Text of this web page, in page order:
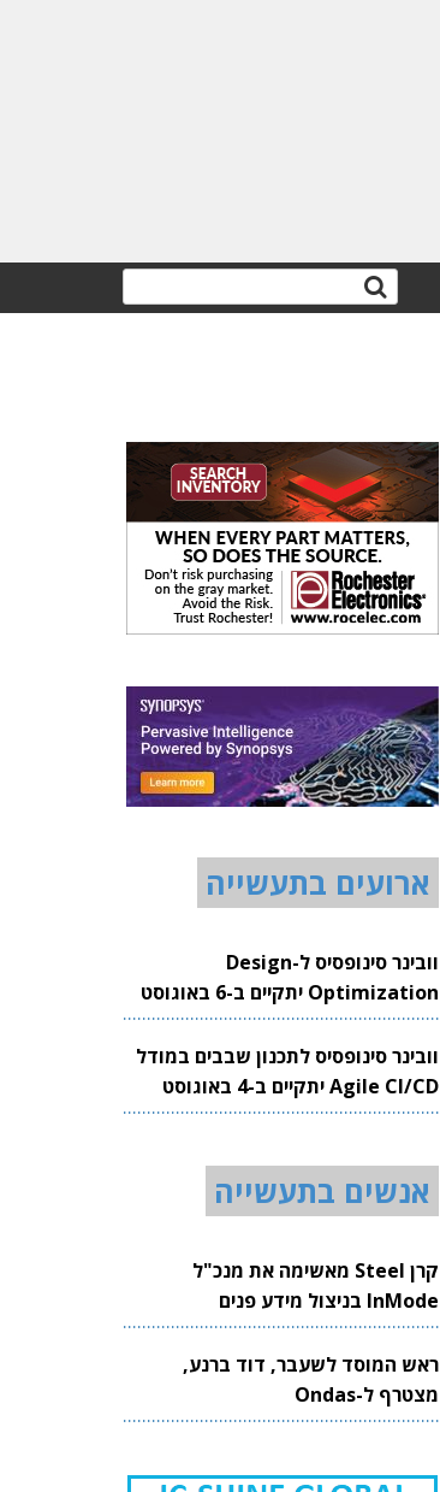
ארועים בתעשייה
וובינר סינופסיס ל-Design
Optimization יתקיים ב-6 באוגוסט
2026
וובינר סינופסיס לתכנון שבבים במודל
Agile CI/CD יתקיים ב-4 באוגוסט
2026
אנשים בתעשייה
קרן Steel מאשימה את מנכ"ל
InMode בניצול מידע פנים
ראש המוסד לשעבר, דוד ברנע,
מצטרף ל-Ondas